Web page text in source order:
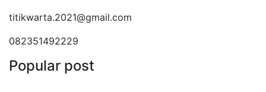
titikwarta.2021@gmail.com
082351492229
Popular post